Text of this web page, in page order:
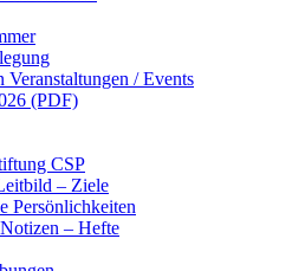
/ Events
(PDF)
CSP
– Ziele
Persönlichkeiten
– Hefte